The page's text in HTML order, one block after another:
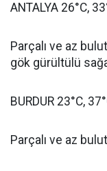
ANTALYA 26°C,
Parçalı ve az
gök gürültülü
BURDUR 23°C,
Parçalı ve az